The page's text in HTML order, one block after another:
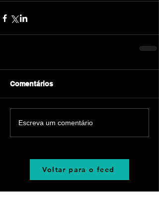
Comentários
Escreva um comentário
Voltar para o feed